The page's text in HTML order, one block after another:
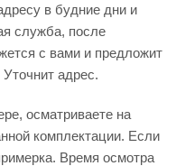
в будние дни и
служба, после
с вами и предложит
адрес.
осматриваете на
комплектации. Если
Время осмотра